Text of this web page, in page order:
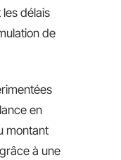
délais
de
en
montant
à une